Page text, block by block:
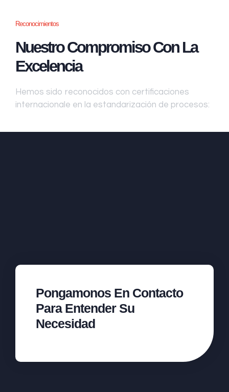
Reconocimientos
Nuestro Compromiso Con La
Excelencia
Hemos sido reconocidos con certificaciones
internacionale en la estandarización de procesos:
Pongamonos En Contacto
Para Entender Su
Necesidad